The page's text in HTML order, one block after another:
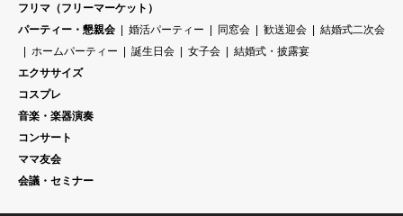
フリマ（フリーマーケット）
パーティー・懇親会
婚活パーティー 同窓会 歓送迎会
結婚式二次会
ホームパーティー
誕生日会 女子会
結婚式・披露宴
エクササイズ
コスプレ
音楽・楽器演奏
コンサート
ママ友会
会議・セミナー